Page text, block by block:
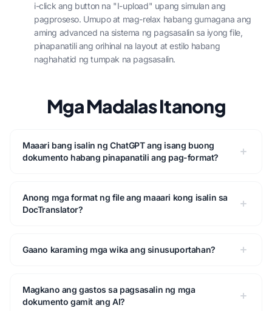
i-click ang button na "I-upload" upang simulan ang
pagproseso. Umupo at mag-relax habang gumagana ang
aming advanced na sistema ng pagsasalin sa iyong file,
pinapanatili ang orihinal na layout at estilo habang
naghahatid ng tumpak na pagsasalin.
Mga Madalas Itanong
Maaari bang isalin ng ChatGPT ang isang buong
dokumento habang pinapanatili ang pag-format?
Anong mga format ng file ang maaari kong isalin sa
DocTranslator?
Gaano karaming mga wika ang sinusuportahan?
Magkano ang gastos sa pagsasalin ng mga
dokumento gamit ang AI?